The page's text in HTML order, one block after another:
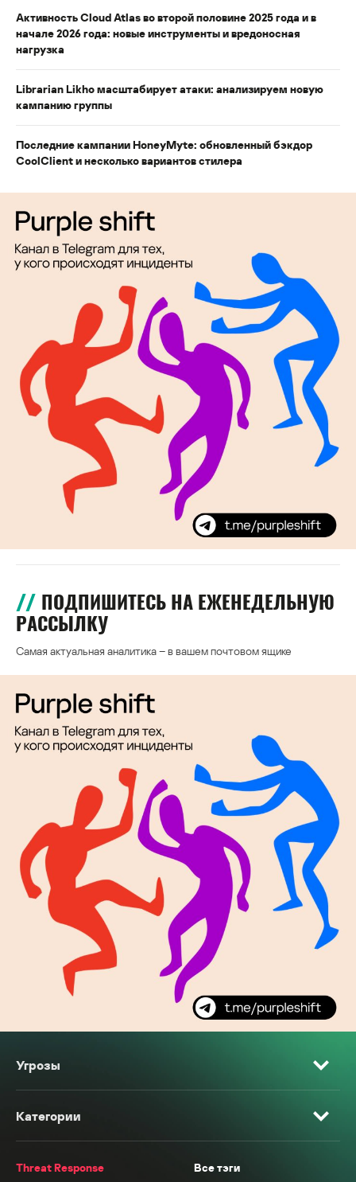
Активность Cloud Atlas во второй половине 2025 года и в
начале 2026 года: новые инструменты и вредоносная
нагрузка
Librarian Likho масштабирует атаки: анализируем новую
кампанию группы
Последние кампании HoneyMyte: обновленный бэкдор
CoolClient и несколько вариантов стилера
ПОДПИШИТЕСЬ НА ЕЖЕНЕДЕЛЬНУЮ
РАССЫЛКУ
Самая актуальная аналитика – в вашем почтовом ящике
Угрозы
Категории
Threat Response
Все тэги